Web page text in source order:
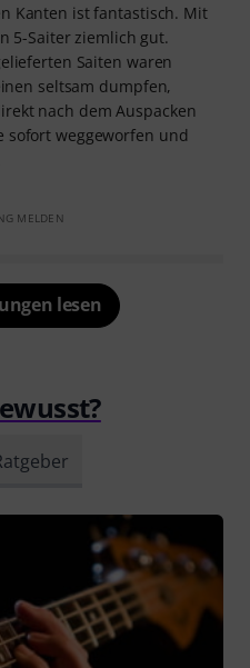
Kanten ist fantastisch. Mit
5-Saiter ziemlich gut.
Saiten waren
seltsam dumpfen,
nach dem Auspacken
sofort weggeworfen und
MELDEN
lesen